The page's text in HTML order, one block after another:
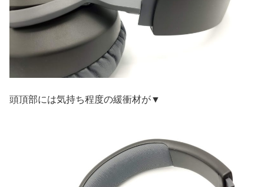
頭頂部には気持ち程度の緩衝材が▼